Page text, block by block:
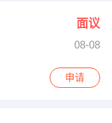
面议
08-08
申请